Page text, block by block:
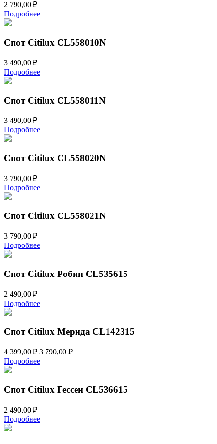
2 790,00 ₽
Подробнее
Спот Citilux CL558010N
3 490,00 ₽
Подробнее
Спот Citilux CL558011N
3 490,00 ₽
Подробнее
Спот Citilux CL558020N
3 790,00 ₽
Подробнее
Спот Citilux CL558021N
3 790,00 ₽
Подробнее
Спот Citilux Робин CL535615
2 490,00 ₽
Подробнее
Спот Citilux Мерида CL142315
4 399,00₽ Первоначальная
цена
составляла
399,00 ₽.
3 790,00 ₽Текущая
Подробнее
Спот Citilux Гессен CL536615
2 490,00 ₽
Подробнее